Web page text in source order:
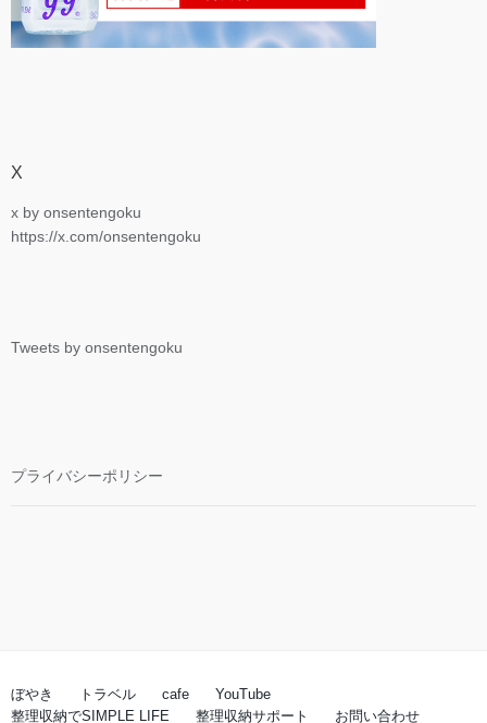
X
x by onsentengoku
https://x.com/onsentengoku
Tweets by onsentengoku
プライバシーポリシー
ぼやき トラベル cafe
YouTube
整理収納でSIMPLE LIFE
整理収納サポート お問い合わせ